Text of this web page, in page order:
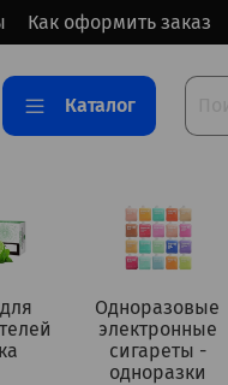
Как оформить заказ
Каталог
Одноразовые
электронные
сигареты -
одноразки